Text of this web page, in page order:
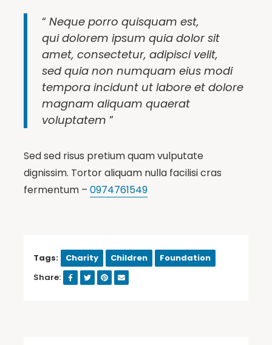
“ Neque porro quisquam est,
qui dolorem ipsum quia dolor sit
amet, consectetur, adipisci velit,
sed quia non numquam eius modi
tempora incidunt ut labore et dolore
magnam aliquam quaerat
voluptatem ”
Sed sed risus pretium quam vulputate
dignissim. Tortor aliquam nulla facilisi cras
fermentum – 0974761549
Tags: Charity Children
Foundation
Share: